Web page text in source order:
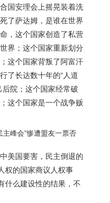
国安理会上摇晃装着洗
了萨达姆，是谁在世界
，这个国家创造了私营
界；这个国家重新划分
这个国家背叛了阿富汗
了长达数十年的“人道
院；这个国家经常破
这个国家是一个战争贩
主峰会”惨遭盟友一票否
美国要害，民主倒退的
权的国家商议人权事
什么建设性的结果，不